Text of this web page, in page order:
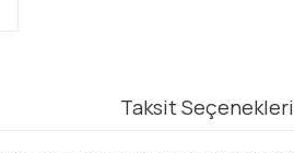
Taksit Seçenekleri